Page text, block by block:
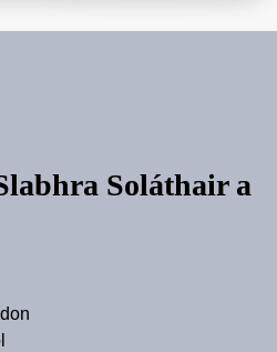
Soláthair a